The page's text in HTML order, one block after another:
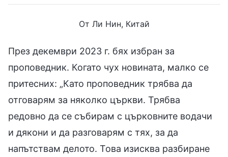
От Ли Нин, Китай
През декември 2023 г. бях избран за
проповедник. Когато чух новината, малко се
притесних: „Като проповедник трябва да
отговарям за няколко църкви. Трябва
редовно да се събирам с църковните водачи
и дякони и да разговарям с тях, за да
напътствам делото. Това изисква разбиране